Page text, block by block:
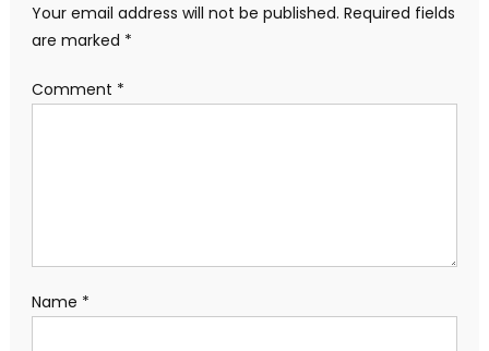
Your email address will not be published. Required fields
are marked *
Comment *
Name *